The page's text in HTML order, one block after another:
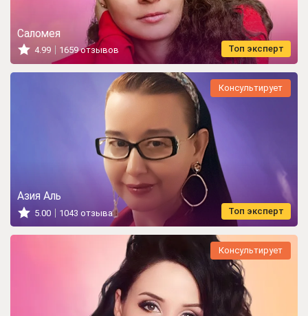
Топ эксперт
Саломея
4.99 1659 отзывов
Консультирует
Топ эксперт
Азия Аль
5.00 1043 отзыва
Консультирует